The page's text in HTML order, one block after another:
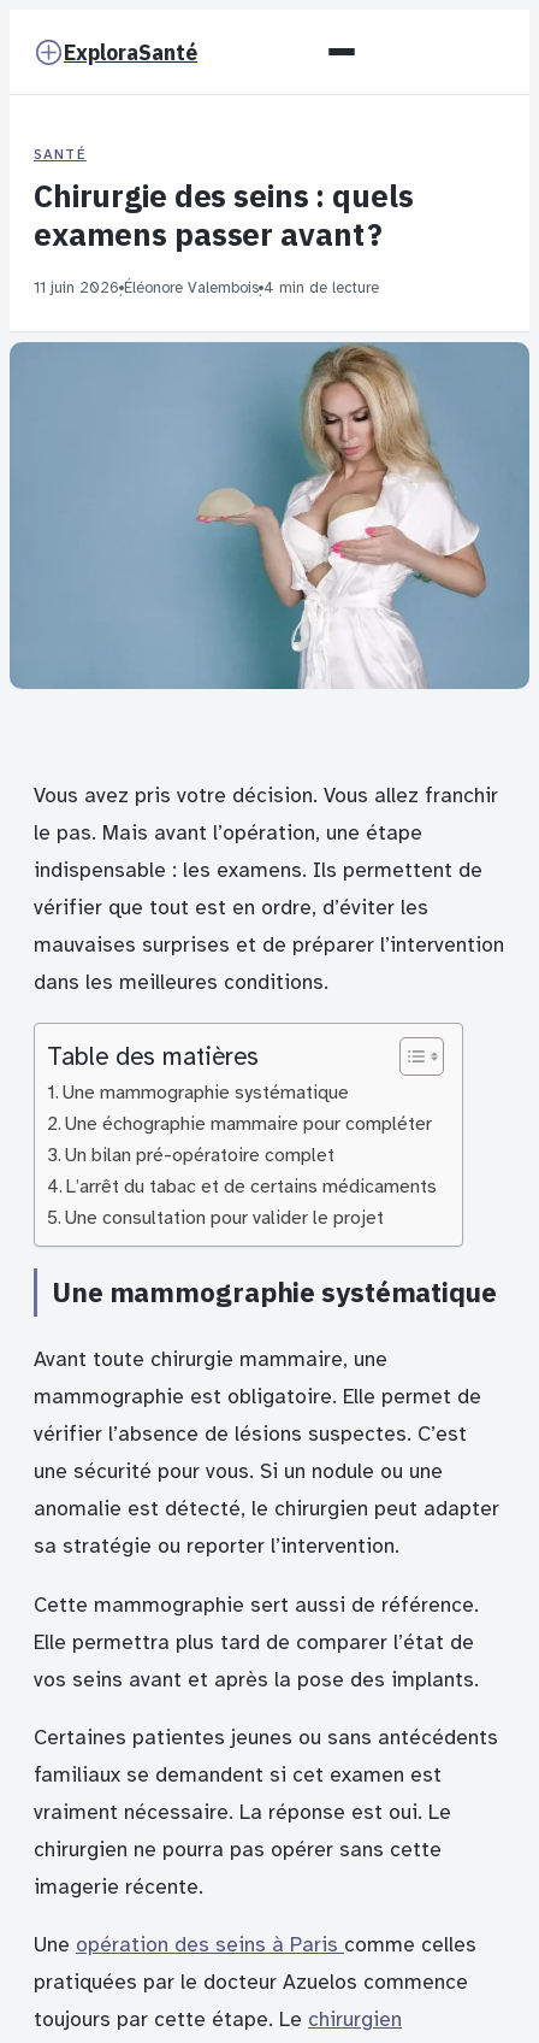
ExploraSanté
SANTÉ
Chirurgie des seins : quels
examens passer avant ?
11 juin 2026·Éléonore Valembois·4 min de lecture
Vous avez pris votre décision. Vous allez franchir
le pas. Mais avant l’opération, une étape
indispensable : les examens. Ils permettent de
vérifier que tout est en ordre, d’éviter les
mauvaises surprises et de préparer l’intervention
dans les meilleures conditions.
Table des matières
Une mammographie systématique
Une échographie mammaire pour compléter
Un bilan pré-opératoire complet
L’arrêt du tabac et de certains médicaments
Une consultation pour valider le projet
Une mammographie systématique
Avant toute chirurgie mammaire, une
mammographie est obligatoire. Elle permet de
vérifier l’absence de lésions suspectes. C’est
une sécurité pour vous. Si un nodule ou une
anomalie est détecté, le chirurgien peut adapter
sa stratégie ou reporter l’intervention.
Cette mammographie sert aussi de référence.
Elle permettra plus tard de comparer l’état de
vos seins avant et après la pose des implants.
Certaines patientes jeunes ou sans antécédents
familiaux se demandent si cet examen est
vraiment nécessaire. La réponse est oui. Le
chirurgien ne pourra pas opérer sans cette
imagerie récente.
Une opération des seins à Paris comme celles
pratiquées par le docteur Azuelos commence
toujours par cette étape. Le chirurgien